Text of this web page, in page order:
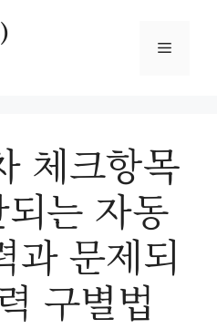
메
체크항목
는 자동
과 문제되
구별법